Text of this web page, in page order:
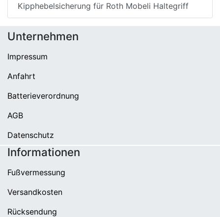
Kipphebelsicherung für Roth Mobeli Haltegriff
Unternehmen
Impressum
Anfahrt
Batterieverordnung
AGB
Datenschutz
Informationen
Fußvermessung
Versandkosten
Rücksendung